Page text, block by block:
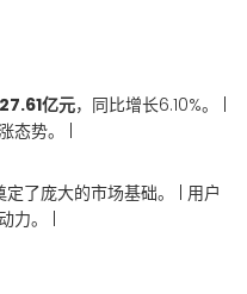
亿元，同比增长6.10%。 |
势。 |
定了庞大的市场基础。 | 用户
。 |